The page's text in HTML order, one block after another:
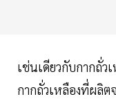
เช่นเดียวกับกากถั่ว
กากถั่วเหลืองที่ผลิต